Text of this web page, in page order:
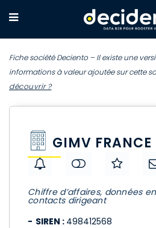
Fiche société Deciento – Il existe une
informations à valeur ajoutée sur cette
découvrir ?
GIMV FRANCE
Chiffre d’affaires, données
contacts dirigeant
SIREN : 498412568